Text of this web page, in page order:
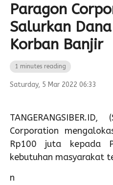
Paragon
Salurkan
Korban Banjir
1 minutes reading
Saturday, 5 Mar 2022 06:33
Corporation
Rp100 juta kepada
kebutuhan masyarakat
n